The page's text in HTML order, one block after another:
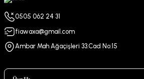
0505 062 24 31
fiawaxa@gmail.com
Ambar Mah Ağaçişleri 33.Cad No:15